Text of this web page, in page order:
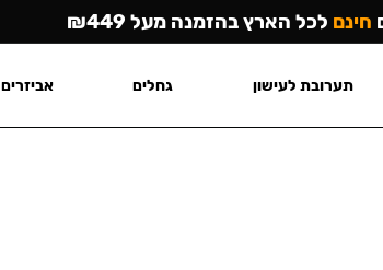
חינם לכל הארץ בהזמנה מעל ₪449
תערובת לעישון גחלים אביזרים